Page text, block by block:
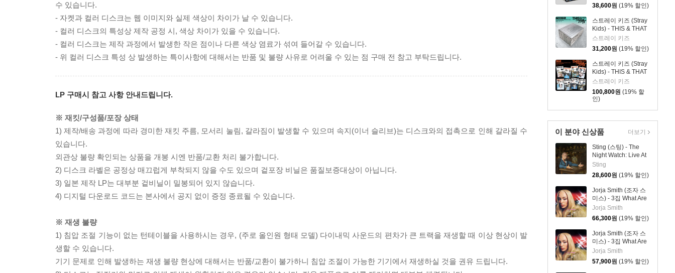
38,600원 (19% 할인)
스트레이 키즈 (Stray
Kids) - THIS & THAT
[TRUCK VER.]
스트레이 키즈
31,200원 (19% 할인)
스트레이 키즈 (Stray
Kids) - THIS & THAT
[& VER.][8종 SET]
스트레이 키즈
100,800원 (19% 할
인)
이 분야 신상품
Sting (스팅) - The
Night Watch: Live At
The Rijksmuseum
Sting
28,600원 (19% 할인)
Jorja Smith (조자 스
미스) - 3집 What Are
The Odds [스플래터
컬러 LP]
Jorja Smith
66,300원 (19% 할인)
Jorja Smith (조자 스
미스) - 3집 What Are
The Odds [심플 오렌
지 컬러 LP]
Jorja Smith
57,900원 (19% 할인)
더보기
수 있습니다.
- 자켓과 컬러 디스크는 웹 이미지와 실제 색상이 차이가 날 수 있습니다.
- 컬러 디스크의 특성상 제작 공정 시, 색상 차이가 있을 수 있습니다.
- 컬러 디스크는 제작 과정에서 발생한 작은 점이나 다른 색상 염료가 섞여 들어갈 수 있습니다.
- 위 컬러 디스크 특성 상 발생하는 특이사항에 대해서는 반품 및 불량 사유로 어려울 수 있는 점 구매 전 참고 부탁드립니다.
LP 구매시 참고 사항 안내드립니다.
※ 재킷/구성품/포장 상태
1) 제작/배송 과정에 따라 경미한 재킷 주름, 모서리 눌림, 갈라짐이 발생할 수 있으며 속지(이너 슬리브)는 디스크와의 접촉으로 인해 갈라질 수
있습니다.
외관상 불량 확인되는 상품을 개봉 시엔 반품/교환 처리 불가합니다.
2) 디스크 라벨은 공정상 매끄럽게 부착되지 않을 수도 있으며 겉포장 비닐은 품질보증대상이 아닙니다.
3) 일본 제작 LP는 대부분 겉비닐이 밀봉되어 있지 않습니다.
4) 디지털 다운로드 코드는 본사에서 공지 없이 증정 종료될 수 있습니다.
※ 재생 불량
1) 침압 조절 기능이 없는 턴테이블을 사용하시는 경우, (주로 올인원 형태 모델) 다이내믹 사운드의 편차가 큰 트랙을 재생할 때 이상 현상이 발
생할 수 있습니다.
기기 문제로 인해 발생하는 재생 불량 현상에 대해서는 반품/교환이 불가하니 침압 조절이 가능한 기기에서 재생하실 것을 권유 드립니다.